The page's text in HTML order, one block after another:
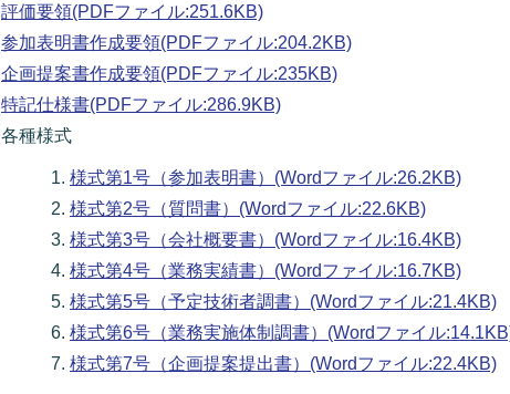
評価要領(PDFファイル:251.6KB)
参加表明書作成要領(PDFファイル:204.2KB)
企画提案書作成要領(PDFファイル:235KB)
特記仕様書(PDFファイル:286.9KB)
各種様式
様式第1号（参加表明書）(Wordファイル:26.2KB)
様式第2号（質問書）(Wordファイル:22.6KB)
様式第3号（会社概要書）(Wordファイル:16.4KB)
様式第4号（業務実績書）(Wordファイル:16.7KB)
様式第5号（予定技術者調書）(Wordファイル:21.4KB)
様式第6号（業務実施体制調書）(Wordファイル
様式第7号（企画提案提出書）(Wordファイル:22.4KB)